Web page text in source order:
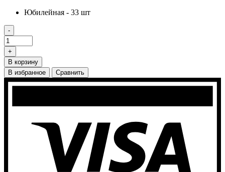
Юбилейная - 33 шт
-
+
В корзину
В избранное
Сравнить